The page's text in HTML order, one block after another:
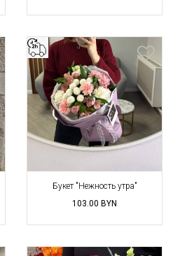
Букет "Нежность утра"
103.00 BYN